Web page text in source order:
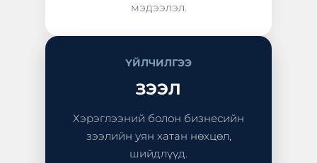
мэдээлэл.
ҮЙЛЧИЛГЭЭ
ЗЭЭЛ
Хэрэглээний болон бизнесийн
зээлийн уян хатан нөхцөл,
шийдлүүд.